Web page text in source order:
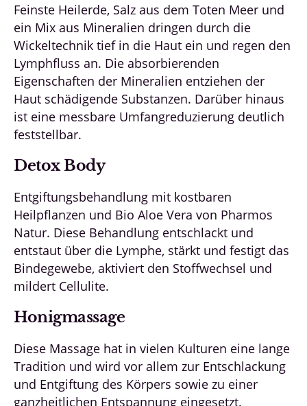
Feinste Heilerde, Salz aus dem Toten Meer und
ein Mix aus Mineralien dringen durch die
Wickeltechnik tief in die Haut ein und regen den
Lymphfluss an. Die absorbierenden
Eigenschaften der Mineralien entziehen der
Haut schädigende Substanzen. Darüber hinaus
ist eine messbare Umfangreduzierung deutlich
feststellbar.
Detox Body
Entgiftungsbehandlung mit kostbaren
Heilpflanzen und Bio Aloe Vera von Pharmos
Natur. Diese Behandlung entschlackt und
entstaut über die Lymphe, stärkt und festigt das
Bindegewebe, aktiviert den Stoffwechsel und
mildert Cellulite.
Honigmassage
Diese Massage hat in vielen Kulturen eine lange
Tradition und wird vor allem zur Entschlackung
und Entgiftung des Körpers sowie zu einer
ganzheitlichen Entspannung eingesetzt.